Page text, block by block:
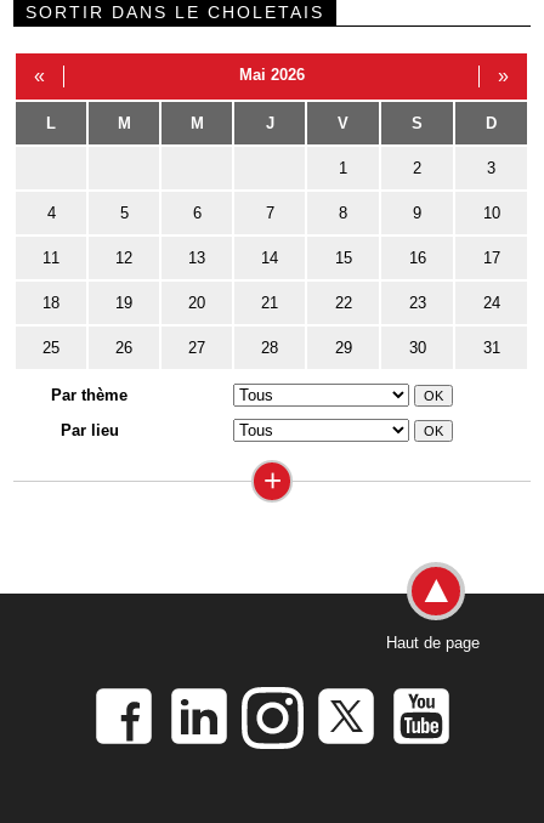
SORTIR DANS LE CHOLETAIS
« Mai 2026 »
L M M J V S D
1 2 3
4 5 6 7 8 9 10
11 12 13 14 15 16 17
18 19 20 21 22 23 24
25 26 27 28 29 30 31
Par thème
Par lieu
+
Haut de page